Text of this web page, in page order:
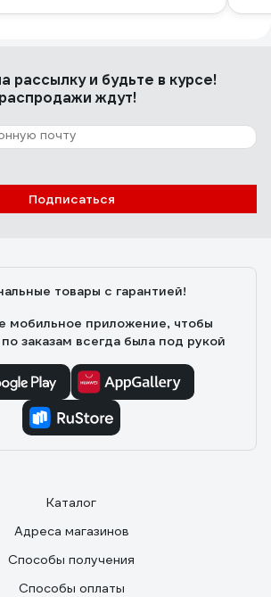
рассылкуи будьте в курсе!
ждут!
Подписаться
товары с гарантией!
мобильное приложение, чтобы
заказам всегда была под рукой
Каталог
Адреса магазинов
Способы получения
Способы оплаты